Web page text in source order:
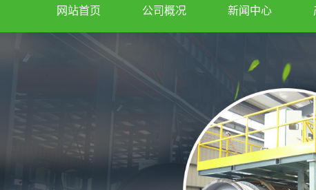
网站首页 公司概况
荣誉资质
新闻中心
技术知识
油
废
废